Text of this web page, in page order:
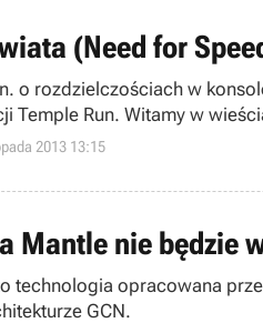
(Need for
o rozdzielczościach w
Temple Run. Witamy w
2013 13:15
Mantle nie będzie
technologia opracowana
GCN.